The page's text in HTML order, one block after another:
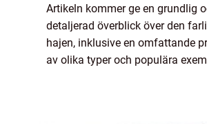
Artikeln kommer ge en grundlig
detaljerad överblick över den
hajen, inklusive en omfattande
av olika typer och populära